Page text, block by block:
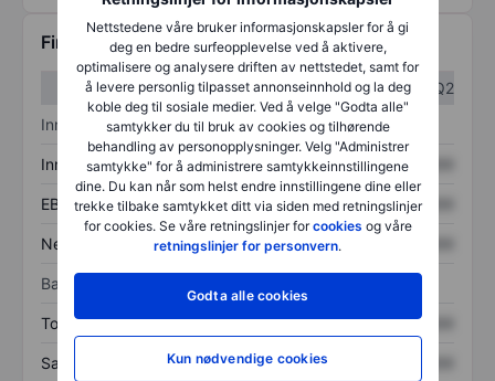
Nettstedene våre bruker informasjonskapsler for å gi
deg en bedre surfeopplevelse ved å aktivere,
optimalisere og analysere driften av nettstedet, samt for
å levere personlig tilpasset annonseinnhold og la deg
koble deg til sosiale medier. Ved å velge "Godta alle"
samtykker du til bruk av cookies og tilhørende
behandling av personopplysninger. Velg "Administrer
samtykke" for å administrere samtykkeinnstillingene
dine. Du kan når som helst endre innstillingene dine eller
trekke tilbake samtykket ditt via siden med retningslinjer
for cookies. Se våre retningslinjer forcookies og våre
retningslinjer for personvern.
Godta alle cookies
Kun nødvendige cookies
Finansiell informasjon
Q1
Q2
Inntektsoversikt
Inntekter XXXXXXX XXXXXXX
EBITDA XXXXXXX XXXXXXX
Nettoinntekt XXXXXXX
Balanse
Totale eiendeler XXXXXXX XXXXXXX
Samlet gjeld XXXXXXX